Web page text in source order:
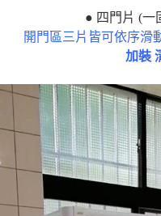
● 四門片 (一
開門區三片皆可依序滑
加裝